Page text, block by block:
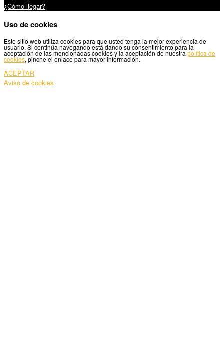
¿Cómo llegar?
Uso de cookies
Este sitio web utiliza cookies para que usted tenga la mejor experiencia de
usuario. Si continúa navegando está dando su consentimiento para la
aceptación de las mencionadas cookies y la aceptación de nuestra política de
cookies, pinche el enlace para mayor información.
ACEPTAR
Aviso de cookies